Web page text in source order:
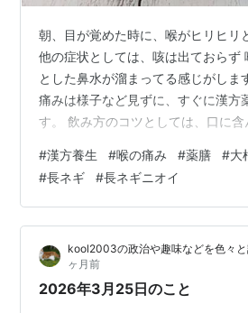
朝、目が覚めた時に、喉がヒリヒリ
他の症状としては、咳は出ておらず
とした鼻水が溜まってる感じがしま
痛みは様子など見ずに、すぐに漢方
す。 飲み方のコツとしては、口に含
せるように「うがい」をしながら飲
30分くらいで、痛みが治まるはずで
的な薬膳的な食材の代表は 大根で
なので、喉の痛みを冷やします。
する食材なので、喉の乾燥による痛
す。 大根は体内の余分な水分…
#漢方養生 #喉の痛み #薬膳 #大
#長ネギ #長ネギニオイ
kool2003の政治や趣味などを色々
ヶ月前
2026年3月25日のこと